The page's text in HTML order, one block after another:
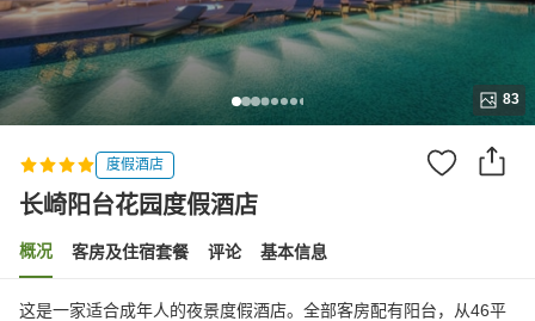
83
度假酒店
长崎阳台花园度假酒店
概况 客房及住宿套餐 评论 基本信息
这是一家适合成年人的夜景度假酒店。全部客房配有阳台，从46平